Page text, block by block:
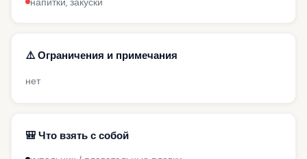
напитки, закуски
⚠️ Ограничения и примечания
нет
🎒 Что взять с собой